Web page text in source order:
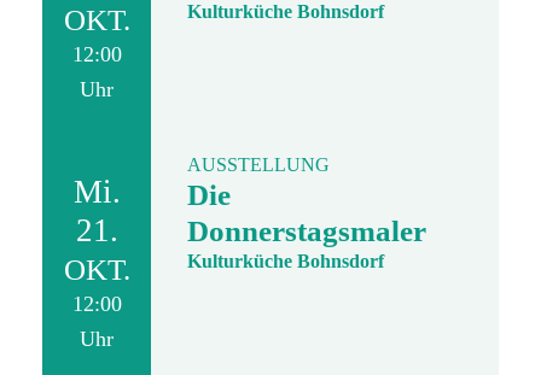
OKT.
12:00
Uhr
Kulturküche Bohnsdorf
Mi.
21.
OKT.
12:00
Uhr
AUSSTELLUNG
Die
Donnerstagsmaler
Kulturküche Bohnsdorf